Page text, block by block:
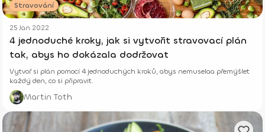
Stravování
25 Jan 2022
4 jednoduché kroky, jak si vytvořit stravovací plán
tak, abys ho dokázala dodržovat
Vytvoř si plán pomocí 4 jednoduchých kroků, abys nemuselaa přemýšlet
každý den, co si připravit.
Martin Toth